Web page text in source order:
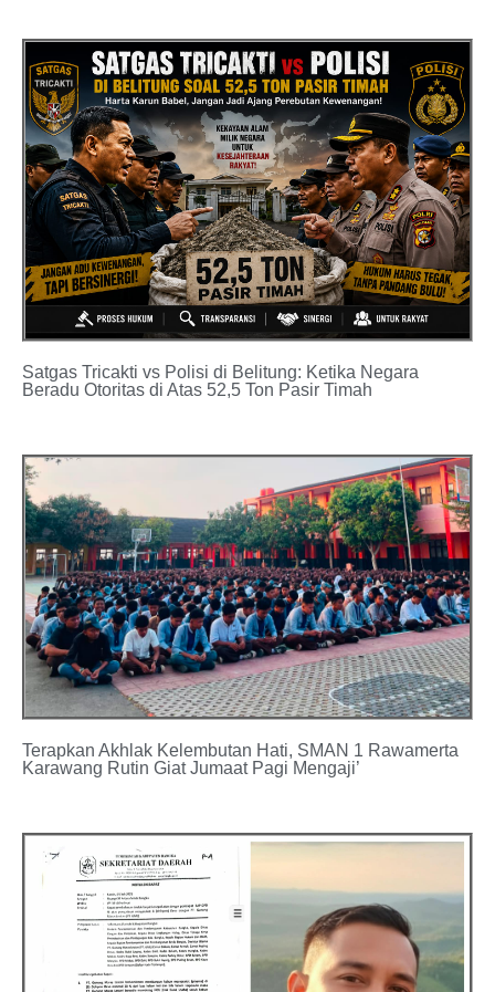
Satgas Tricakti vs Polisi di Belitung: Ketika Negara
Beradu Otoritas di Atas 52,5 Ton Pasir Timah
Terapkan Akhlak Kelembutan Hati, SMAN 1 Rawamerta
Karawang Rutin Giat Jumaat Pagi Mengaji’